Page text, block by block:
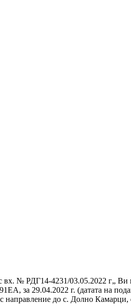
вх. № РДГ14-4231/03.05.2022 г„
за 29.04.2022 г. (датата на
с направление до с. Долно